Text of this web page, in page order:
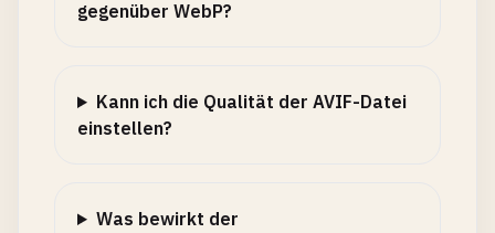
gegenüber WebP?
Kann ich die Qualität der AVIF-Datei
einstellen?
Was bewirkt der